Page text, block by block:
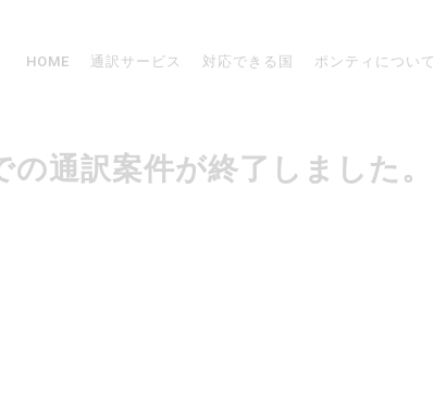
HOME 通訳サービス 対応できる国 ポンティについて
通訳案件が終了しました。